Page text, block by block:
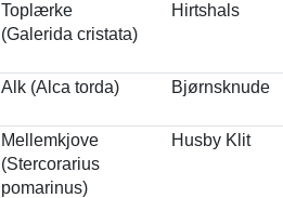
Toplærke
(Galerida cristata)
Hirtshals
Alk (Alca torda) Bjørnsknude
Mellemkjove
(Stercorarius
pomarinus)
Husby Klit